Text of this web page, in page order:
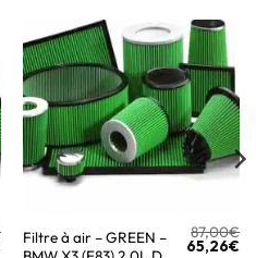
Filtre à air – GREEN –
87,00€
65,26€